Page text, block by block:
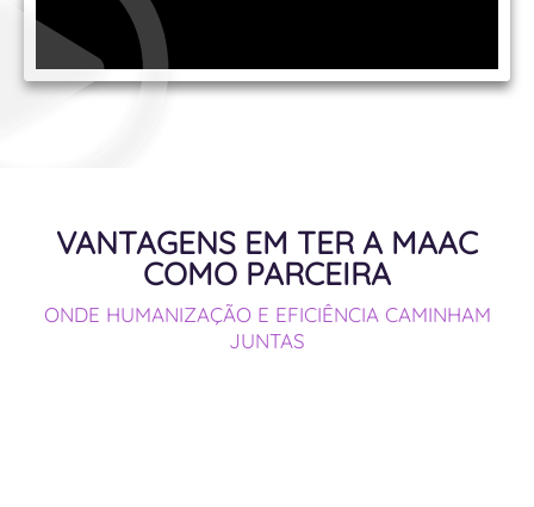
VANTAGENS EM TER A MAAC
COMO PARCEIRA
ONDE HUMANIZAÇÃO E EFICIÊNCIA CAMINHAM
JUNTAS